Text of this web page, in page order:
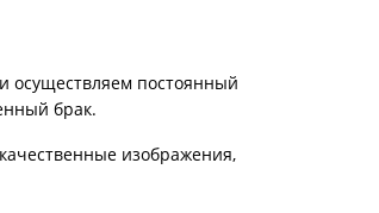
осуществляем постоянный
брак.
изображения,